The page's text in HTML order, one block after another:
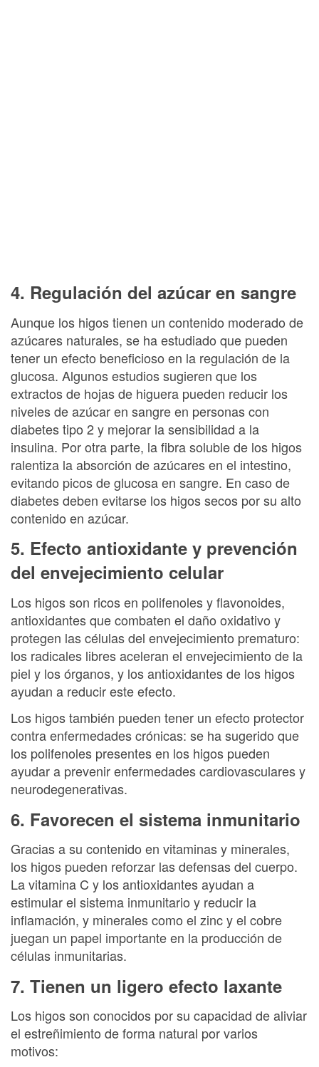
4. Regulación del azúcar en sangre
Aunque los higos tienen un contenido moderado de
azúcares naturales, se ha estudiado que pueden
tener un efecto beneficioso en la regulación de la
glucosa. Algunos estudios sugieren que los
extractos de hojas de higuera pueden reducir los
niveles de azúcar en sangre en personas con
diabetes tipo 2 y mejorar la sensibilidad a la
insulina. Por otra parte, la fibra soluble de los higos
ralentiza la absorción de azúcares en el intestino,
evitando picos de glucosa en sangre. En caso de
diabetes deben evitarse los higos secos por su alto
contenido en azúcar.
5. Efecto antioxidante y prevención
del envejecimiento celular
Los higos son ricos en polifenoles y flavonoides,
antioxidantes que combaten el daño oxidativo y
protegen las células del envejecimiento prematuro:
los radicales libres aceleran el envejecimiento de la
piel y los órganos, y los antioxidantes de los higos
ayudan a reducir este efecto.
Los higos también pueden tener un efecto protector
contra enfermedades crónicas: se ha sugerido que
los polifenoles presentes en los higos pueden
ayudar a prevenir enfermedades cardiovasculares y
neurodegenerativas.
6. Favorecen el sistema inmunitario
Gracias a su contenido en vitaminas y minerales,
los higos pueden reforzar las defensas del cuerpo.
La vitamina C y los antioxidantes ayudan a
estimular el sistema inmunitario y reducir la
inflamación, y minerales como el zinc y el cobre
juegan un papel importante en la producción de
células inmunitarias.
7. Tienen un ligero efecto laxante
Los higos son conocidos por su capacidad de aliviar
el estreñimiento de forma natural por varios
motivos: